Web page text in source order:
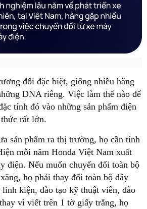
đối đặc biệt, giống nhiều hãng
DNA riêng. Việc làm thế nào để
tính đó vào những sản phẩm điện
rất lớn.
sản phẩm ra thị trường, họ cần tính
mỗi năm Honda Việt Nam xuất
điện. Nếu muốn chuyển đổi toàn bộ
họ phải thay đổi toàn bộ dây
linh kiện, đào tạo kỹ thuật viên, đào
vì viết trên 1 tờ giấy trắng, họ